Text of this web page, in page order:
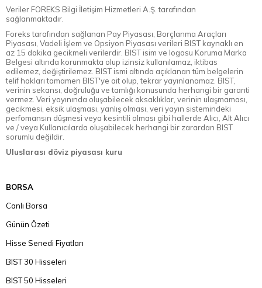
Veriler FOREKS Bilgi İletişim Hizmetleri A.Ş. tarafından
sağlanmaktadır.
Foreks tarafından sağlanan Pay Piyasası, Borçlanma Araçları
Piyasası, Vadeli İşlem ve Opsiyon Piyasası verileri BIST kaynaklı en
az 15 dakika gecikmeli verilerdir. BIST isim ve logosu Koruma Marka
Belgesi altında korunmakta olup izinsiz kullanılamaz, iktibas
edilemez, değiştirilemez. BIST ismi altında açıklanan tüm belgelerin
telif hakları tamamen BIST'ye ait olup, tekrar yayınlanamaz. BIST,
verinin sekansı, doğruluğu ve tamlığı konusunda herhangi bir garanti
vermez. Veri yayınında oluşabilecek aksaklıklar, verinin ulaşmaması,
gecikmesi, eksik ulaşması, yanlış olması, veri yayın sistemindeki
perfomansın düşmesi veya kesintili olması gibi hallerde Alıcı, Alt Alıcı
ve / veya Kullanıcılarda oluşabilecek herhangi bir zarardan BIST
sorumlu değildir.
Uluslarası döviz piyasası kuru
BORSA
Canlı Borsa
Günün Özeti
Hisse Senedi Fiyatları
BIST 30 Hisseleri
BIST 50 Hisseleri